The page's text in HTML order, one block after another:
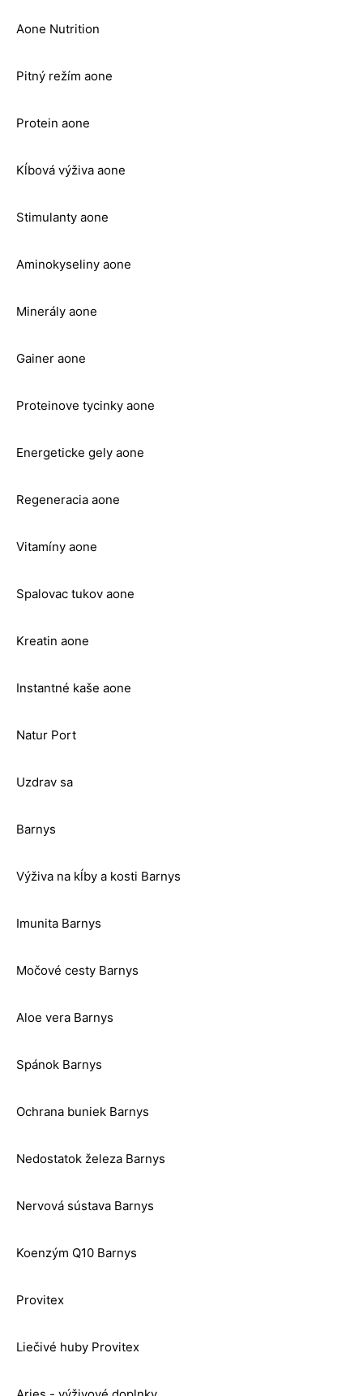
Aone Nutrition
Pitný režím aone
Protein aone
Kĺbová výživa aone
Stimulanty aone
Aminokyseliny aone
Minerály aone
Gainer aone
Proteinove tycinky aone
Energeticke gely aone
Regeneracia aone
Vitamíny aone
Spalovac tukov aone
Kreatin aone
Instantné kaše aone
Natur Port
Uzdrav sa
Barnys
Výživa na kĺby a kosti Barnys
Imunita Barnys
Močové cesty Barnys
Aloe vera Barnys
Spánok Barnys
Ochrana buniek Barnys
Nedostatok železa Barnys
Nervová sústava Barnys
Koenzým Q10 Barnys
Provitex
Liečivé huby Provitex